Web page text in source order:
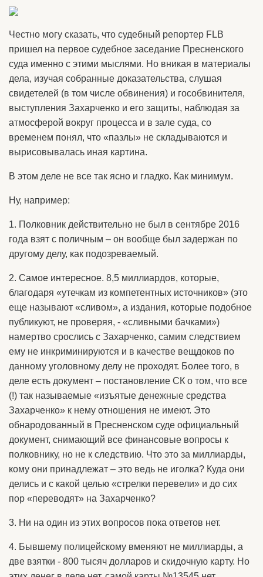
Честно могу сказать, что судебный репортер FLB
пришел на первое судебное заседание Пресненского
суда именно с этими мыслями. Но вникая в материалы
дела, изучая собранные доказательства, слушая
свидетелей (в том числе обвинения) и гособвинителя,
выступления Захарченко и его защиты, наблюдая за
атмосферой вокруг процесса и в зале суда, со
временем понял, что «пазлы» не складываются и
вырисовывалась иная картина.
В этом деле не все так ясно и гладко. Как минимум.
Ну, например:
1. Полковник действительно не был в сентябре 2016
года взят с поличным – он вообще был задержан по
другому делу, как подозреваемый.
2. Самое интересное. 8,5 миллиардов, которые,
благодаря «утечкам из компетентных источников» (это
еще называют «сливом», а издания, которые подобное
публикуют, не проверяя, - «сливными бачками»)
намертво срослись с Захарченко, самим следствием
ему не инкриминируются и в качестве вещдоков по
данному уголовному делу не проходят. Более того, в
деле есть документ – постановление СК о том, что все
(!) так называемые «изъятые денежные средства
Захарченко» к нему отношения не имеют. Это
обнародованный в Пресненском суде официальный
документ, снимающий все финансовые вопросы к
полковнику, но не к следствию. Что это за миллиарды,
кому они принадлежат – это ведь не иголка? Куда они
делись и с какой целью «стрелки перевели» и до сих
пор «переводят» на Захарченко?
3. Ни на один из этих вопросов пока ответов нет.
4. Бывшему полицейскому вменяют не миллиарды, а
две взятки - 800 тысяч долларов и скидочную карту. Но